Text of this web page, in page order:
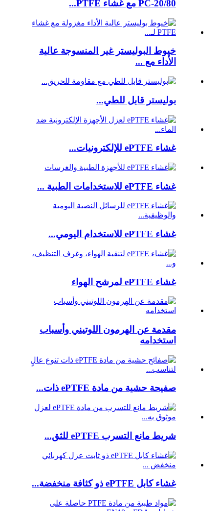
PC-20/80 مع غشاء PTFE...
خيوط البوليستر غير المنسوجة عالية
الأداء مع ...
بوليستر قابل للطي...
غشاء ePTFE للإلكترونيات...
غشاء ePTFE للاستخدامات الطبية ...
غشاء ePTFE للاستخدام اليومي...
غشاء ePTFE لمرشح الهواء
مقدمة عن الهرمون اللوتيني وأسباب
استخدامه
صفيحة حشية من مادة ePTFE ذات...
شريط مانع التسرب ePTFE للثق...
غشاء كابل ePTFE ذو كثافة منخفضة...